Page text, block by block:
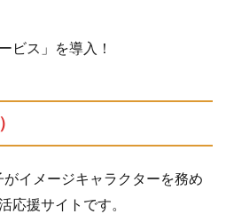
ビス」を導入！
がイメージキャラクターを務め
応援サイトです。